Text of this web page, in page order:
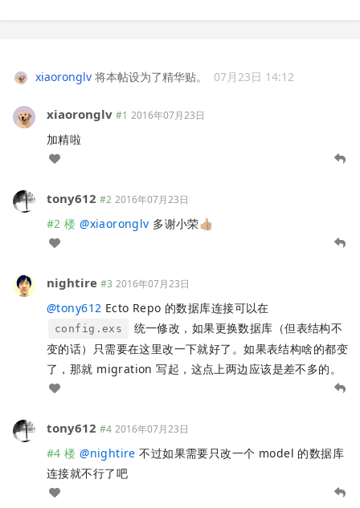
xiaoronglv 将本帖设为了精华贴。 07月23日 14:12
xiaoronglv #1 2016年07月23日
加精啦
tony612 #2 2016年07月23日
#2 楼 @xiaoronglv 多谢小荣👍🏼
nightire #3 2016年07月23日
@tony612 Ecto Repo 的数据库连接可以在
config.exs
统一修改，如果更换数据库（但表结构不
变的话）只需要在这里改一下就好了。如果表结构啥的都变
了，那就 migration 写起，这点上两边应该是差不多的。
tony612 #4 2016年07月23日
#4 楼 @nightire 不过如果需要只改一个 model 的数据库
连接就不行了吧